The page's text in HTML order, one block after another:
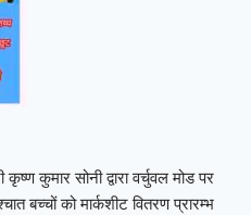
कुमार सोनी द्वारा वर्चुवल मोड पर
बच्चों को मार्कशीट वितरण प्रारम्भ